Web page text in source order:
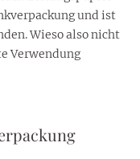
und ist
Wieso also nicht
Verwendung